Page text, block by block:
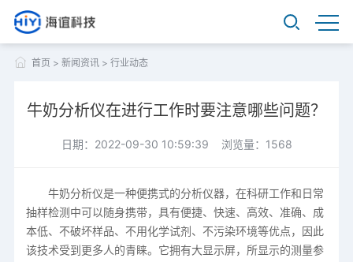
首页 > 新闻资讯> 行业动态
牛奶分析仪在进行工作时要注意哪些问题？
日期：2022-09-30 10:59:39 浏览量：1568
牛奶分析仪是一种便携式的分析仪器，在科研工作和日常
抽样检测中可以随身携带，具有便捷、快速、高效、准确、成
本低、不破坏样品、不用化学试剂、不污染环境等优点，因此
该技术受到更多人的青睐。它拥有大显示屏，所显示的测量参